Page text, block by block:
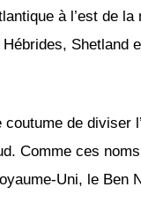
à l’est de
de diviser
Comme ces
Uni, le